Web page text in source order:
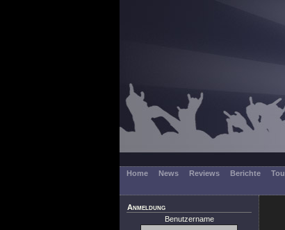
Home News Reviews Berichte
Anmeldung
Benutzername